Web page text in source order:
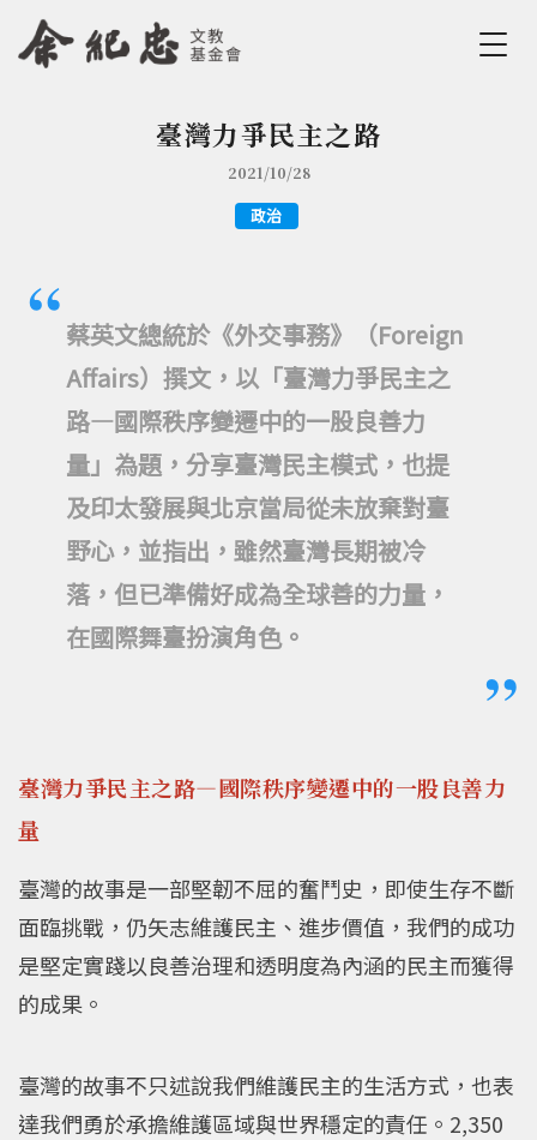
Jump to Navigation
Jump to Main content
臺灣力爭民主之路
2021/10/28
政治
蔡英文總統於《外交事務》（Foreign
Affairs）撰文，以「臺灣力爭民主之
路—國際秩序變遷中的一股良善力
量」為題，分享臺灣民主模式，也提
及印太發展與北京當局從未放棄對臺
野心，並指出，雖然臺灣長期被冷
落，但已準備好成為全球善的力量，
在國際舞臺扮演角色。
臺灣力爭民主之路—國際秩序變遷中的一股良善力
量
臺灣的故事是一部堅韌不屈的奮鬥史，即使生存不斷
面臨挑戰，仍矢志維護民主、進步價值，我們的成功
是堅定實踐以良善治理和透明度為內涵的民主而獲得
的成果。
臺灣的故事不只述說我們維護民主的生活方式，也表
達我們勇於承擔維護區域與世界穩定的責任。2,350